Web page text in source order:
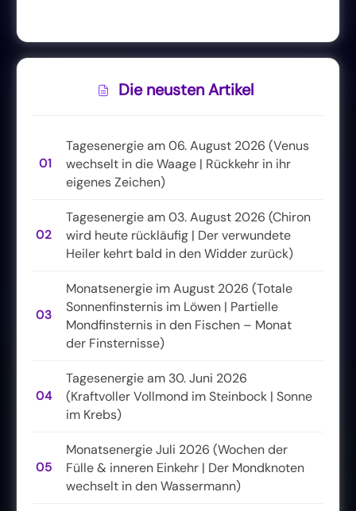
Die neusten Artikel
01
Tagesenergie am 06. August 2026 (Venus
wechselt in die Waage | Rückkehr in ihr
eigenes Zeichen)
02
Tagesenergie am 03. August 2026 (Chiron
wird heute rückläufig | Der verwundete
Heiler kehrt bald in den Widder zurück)
03
Monatsenergie im August 2026 (Totale
Sonnenfinsternis im Löwen | Partielle
Mondfinsternis in den Fischen – Monat
der Finsternisse)
04
Tagesenergie am 30. Juni 2026
(Kraftvoller Vollmond im Steinbock | Sonne
im Krebs)
05
Monatsenergie Juli 2026 (Wochen der
Fülle & inneren Einkehr | Der Mondknoten
wechselt in den Wassermann)